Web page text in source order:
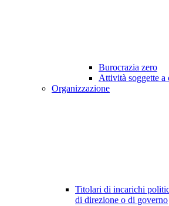
Burocrazia zero
Attività soggette a
Organizzazione
Titolari di incarichi
di direzione o di governo